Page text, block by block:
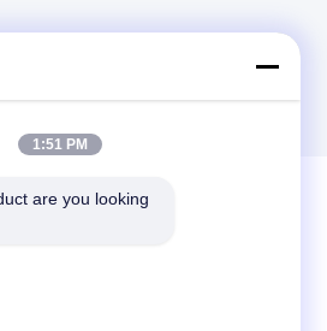
1:51 PM
are you looking